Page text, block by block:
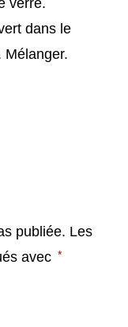
verre.
dans le
Mélanger.
publiée. Les
avec *